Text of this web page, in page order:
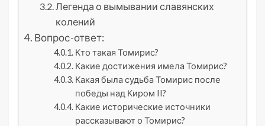
Легенда о вымывании славянских
колений
Вопрос-ответ:
Кто такая Томирис?
Какие достижения имела Томирис?
Какая была судьба Томирис после
победы над Киром II?
Какие исторические источники
рассказывают о Томирис?